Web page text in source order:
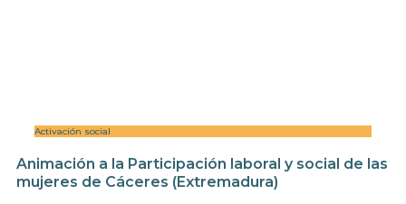
Activación social
Animación a la Participación laboral y social de las
mujeres de Cáceres (Extremadura)